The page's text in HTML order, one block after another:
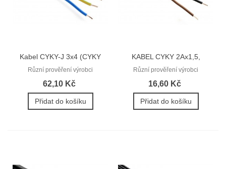
Kabel CYKY-J 3x4 (CYKY
3Cx4)
Různí prověření výrobci
62,10 Kč
Přidat do košíku
KABEL CYKY 2Ax1,5,
KRUH 100M
Různí prověření výrobci
16,60 Kč
Přidat do košíku